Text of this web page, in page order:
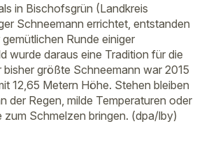
in Bischofsgrün (Landkreis
Schneemann errichtet, entstanden
Runde einiger
wurde daraus eine Tradition für die
bisher größte Schneemann war 2015
12,65 Metern Höhe. Stehen bleiben
der Regen, milde Temperaturen oder
zum Schmelzen bringen. (dpa/lby)